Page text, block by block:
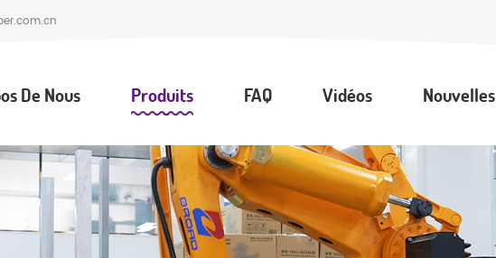
De Nous Produits FAQ Vidéos Nouvelles